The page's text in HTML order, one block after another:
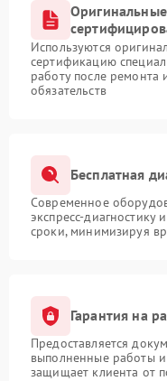
Используются
сертификацию
работу после ремонта
обязательств
Бесплатная
Современное
экспресс-диагностику
сроки, минимизируя
Гарантия на
Предоставляется
выполненные работы и
защищает клиента от